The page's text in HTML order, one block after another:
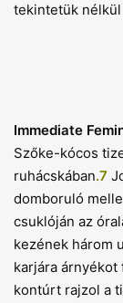
tekintetük
Immediate
Szőke-kócos
ruhácskában.7
domboruló
csuklóján az
kezének három
karjára
kontúrt rajzol a